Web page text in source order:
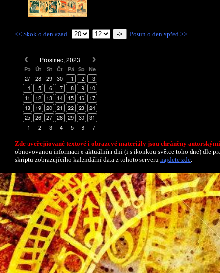
<< Skok o den vzad. . . Posun o den vpřed >>
Prosinec, 2023
Po Út St Čt Pá So Ne
27 28 29 30 1 2
3
4
5 6 7 8 9
10
11
12 13 14 15 16
17
18
19 20 21 22 23
24
25
26 27 28 29 30
31
1
2 3 4 5 6 7
Zde uveřejňované textové i obrazové materiály jsou chráněny
obnovovanou informaci o aktuálním dni (i s ikonkou světce toho dne) dle
skriptu zobrazujícího kalendářní data z tohoto serveru najdete zde.